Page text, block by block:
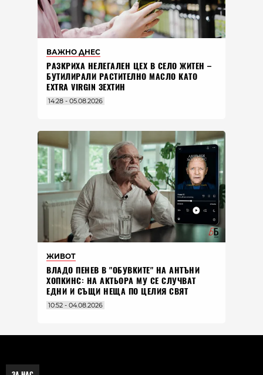
ВАЖНО ДНЕС
РАЗКРИХА НЕЛЕГАЛЕН ЦЕХ В СЕЛО ЖИТЕН –
БУТИЛИРАЛИ РАСТИТЕЛНО МАСЛО КАТО
EXTRA VIRGIN ЗЕХТИН
14:28 - 05.08.2026
ЖИВОТ
ВЛАДO ПЕНЕВ В "ОБУВКИТЕ" НА АНТЪНИ
ХОПКИНС: НА АКТЬОРА МУ СЕ СЛУЧВАТ
ЕДНИ И СЪЩИ НЕЩА ПО ЦЕЛИЯ СВЯТ
10:52 - 04.08.2026